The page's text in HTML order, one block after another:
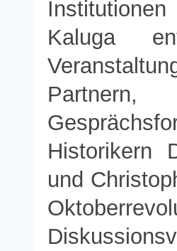
Kaluga
Historikern
und